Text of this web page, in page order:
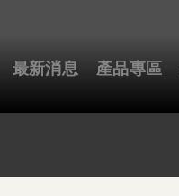
最新消息 產品專區